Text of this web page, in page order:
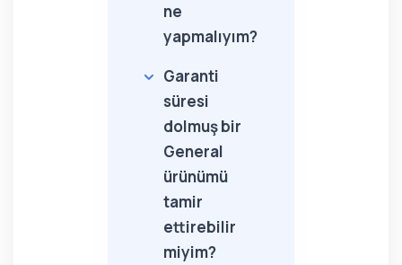
ne
yapmalıyım?
Garanti
süresi
dolmuş bir
General
ürünümü
tamir
ettirebilir
miyim?